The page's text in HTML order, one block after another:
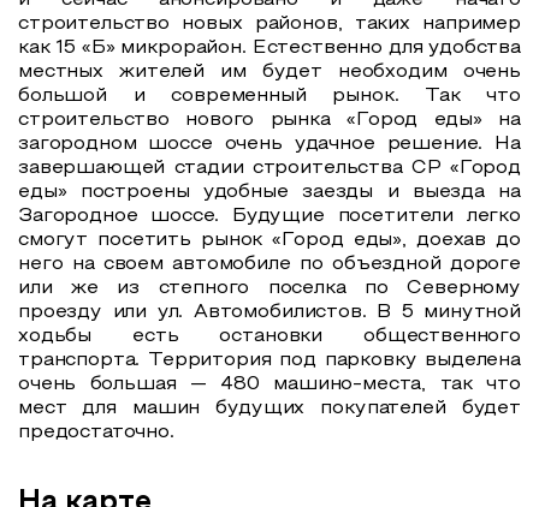
строительство новых районов, таких например
как 15 «Б» микрорайон. Естественно для удобства
местных жителей им будет необходим очень
большой и современный рынок. Так что
строительство нового рынка «Город еды» на
загородном шоссе очень удачное решение. На
завершающей стадии строительства СР «Город
еды» построены удобные заезды и выезда на
Загородное шоссе. Будущие посетители легко
смогут посетить рынок «Город еды», доехав до
него на своем автомобиле по объездной дороге
или же из степного поселка по Северному
проезду или ул. Автомобилистов. В 5 минутной
ходьбы есть остановки общественного
транспорта. Территория под парковку выделена
очень большая — 480 машино-места, так что
мест для машин будущих покупателей будет
предостаточно.